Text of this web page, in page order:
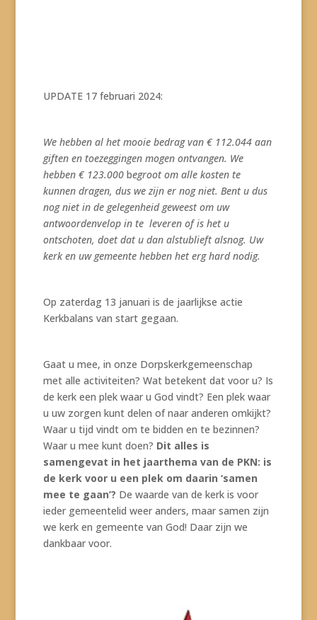
UPDATE 17 februari 2024:
We hebben al het mooie bedrag van € 112.044 aan
giften en toezeggingen mogen ontvangen. We
hebben € 123.000begroot om alle kosten te
kunnen dragen, dus we zijn er nog niet. Bent u dus
nog niet in de gelegenheid geweest om uw
antwoordenvelop in te leveren of is het u
ontschoten, doet dat u dan alstublieft alsnog. Uw
kerk en uw gemeente hebben het erg hard nodig.
Op zaterdag 13 januari is de jaarlijkse actie
Kerkbalans van start gegaan.
Gaat u mee, in onze Dorpskerkgemeenschap
met alle activiteiten? Wat betekent dat voor u? Is
de kerk een plek waar u God vindt? Een plek waar
u uw zorgen kunt delen of naar anderen omkijkt?
Waar u tijd vindt om te bidden en te bezinnen?
Waar u mee kunt doen? Dit alles is
samengevat in het jaarthema van de PKN: is
de kerk voor u een plek om daarin ‘samen
mee te gaan’? De waarde van de kerk is voor
ieder gemeentelid weer anders, maar samen zijn
we kerk en gemeente van God! Daar zijn we
dankbaar voor.